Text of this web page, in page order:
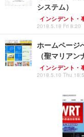
システム）
インシデント・
2018.5.18 Fri 8:20
ホームページ
（聖マリアン
インシデント・
2018.5.10 Thu